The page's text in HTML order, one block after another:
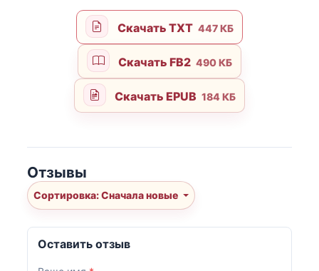
Скачать TXT 447 КБ
Скачать FB2 490 КБ
Скачать EPUB 184 КБ
Отзывы
Сортировка: Сначала новые
Оставить отзыв